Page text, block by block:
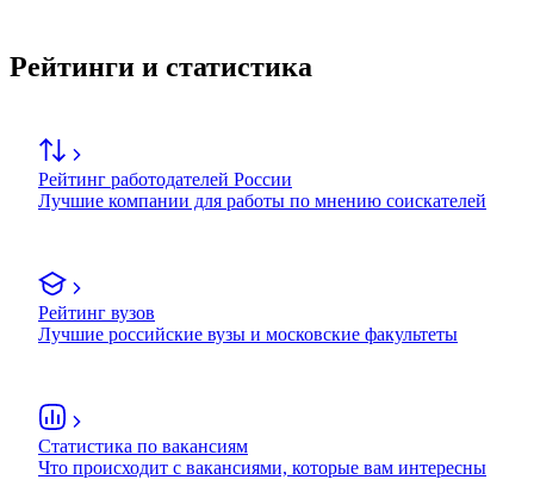
Рейтинги и статистика
Рейтинг работодателей России
Лучшие компании для работы по мнению соискателей
Рейтинг вузов
Лучшие российские вузы и московские факультеты
Статистика по вакансиям
Что происходит с вакансиями, которые вам интересны